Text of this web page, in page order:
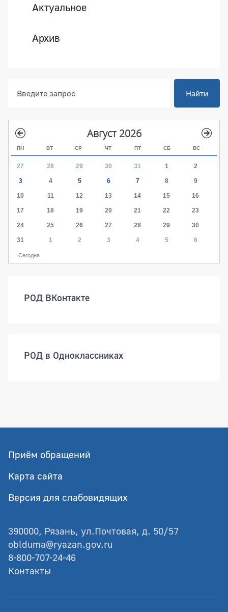
Актуальное
Архив
Найти
Август 2026
ПН ВТ СР ЧТ ПТ СБ ВС
27 28 29 30 31 1 2
3 4 5 6 7 8 9
10 11 12 13 14 15 16
17 18 19 20 21 22 23
24 25 26 27 28 29 30
31 1 2 3 4 5 6
Сегодня
РОД ВКонтакте
РОД в Одноклассниках
Приём обращений
Карта сайта
Версия для слабовидящих
390000, Рязань, ул.Почтовая, д. 50/57
oblduma@ryazan.gov.ru
8-800-707-24-46
Контакты